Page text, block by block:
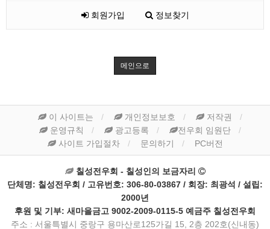
회원가입 정보찾기
메인으로
이 사이트는 개인정보보호
저작권
운영규칙
광고등록
전우회 임원단
사이트 가입절차
문의하기 PC버전
칠성전우회 - 칠성인의 보금자리
단체명: 칠성전우회 / 고유번호: 306-80-03867 / 회장: 최광석 / 설립:
2000년
후원 및 기부: 새마을금고 9002-2009-0115-5 예금주 칠성전우회
주소 : 서울특별시 중랑구 용마산로125가길 15, 2층 202호(신내동)